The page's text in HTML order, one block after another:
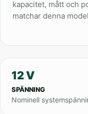
kapacitet, mått och
matchar denna
12 V
SPÄNNING
Nominell